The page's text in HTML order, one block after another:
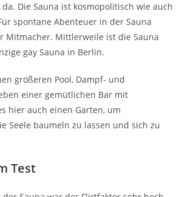
Die Sauna ist kosmopolitisch wie auch
spontane Abenteuer in der Sauna
Mitmacher. Mittlerweile ist die Sauna
gay Sauna in Berlin.
größeren Pool, Dampf- und
einer gemütlichen Bar mit
hier auch einen Garten, um
Seele baumeln zu lassen und sich zu
Test